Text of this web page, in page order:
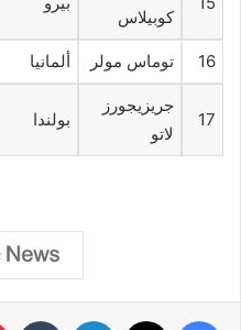
كوبيلاس
16 توماس مولر ألمانيا
17
جريزيجورز
لاتو
بولندا
فيسبوك لينكدإن